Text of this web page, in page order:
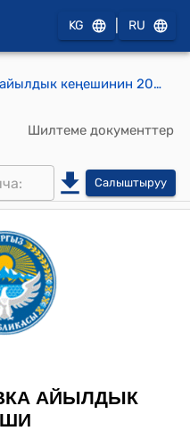
KG RU
Ново-Покровка айылдык кеңешинин 2022-жылдын 7-сентябры № 66/XVII-28 "Ново-Покровка айыл өкмөтүнүн 2022-жылдын бюджетинин чыгаша бөлүгү боюнча кредиттерди жылдыруу жөнүндө" токтому
Шилтеме документтер
Салыштыруу